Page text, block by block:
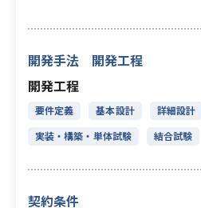
開発手法 開発工程
開発工程
要件定義 基本設計
詳細設計
実装・構築・単体試験
結合試験
契約条件